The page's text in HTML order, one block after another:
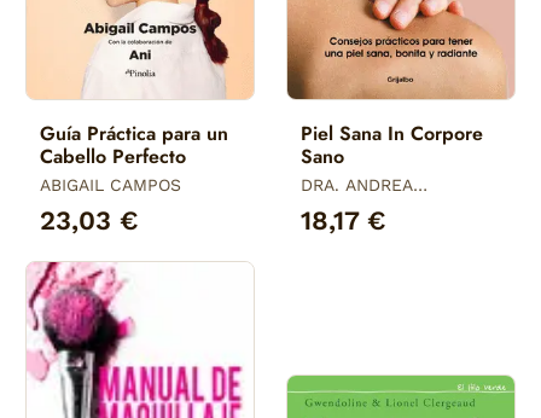
Guía Práctica para un
Cabello Perfecto
ABIGAIL CAMPOS
23,03 €
Piel Sana In Corpore
Sano
DRA. ANDREA
COMBALIA
18,17 €